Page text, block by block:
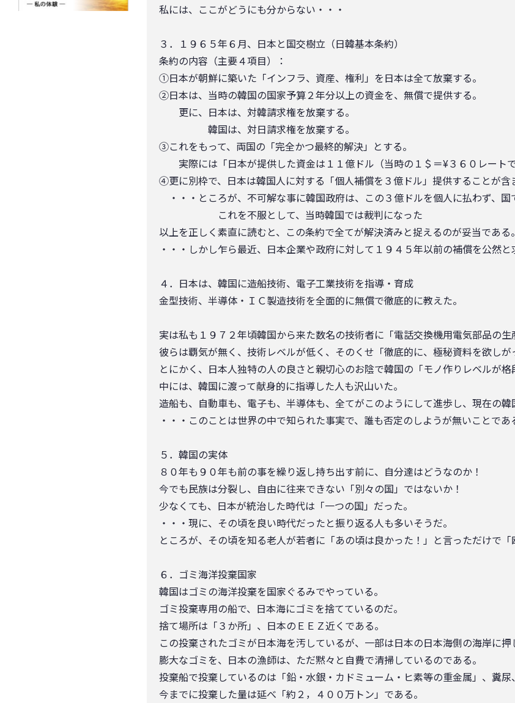
私には、ここがどうにも分からない・・・
３．１９６５年６月、日本と国交樹立（日韓基本条約）
条約の内容（主要４項目）：
①日本が朝鮮に築いた「インフラ、資産、権利」を日本は全て放棄する。
②日本は、当時の韓国の国家予算２年分以上の資金を、無償で提供する。
更に、日本は、対韓請求権を放棄する。
韓国は、対日請求権を放棄する。
③これをもって、両国の「完全かつ最終的解決」とする。
実際には「日本が提供した資金は１１億ドル（当時の１＄＝¥３６０レートで
④更に別枠で、日本は韓国人に対する「個人補償を３億ドル」提供することが含
・・・ところが、不可解な事に韓国政府は、この３億ドルを個人に払わず、国
これを不服として、当時韓国では裁判になった
以上を正しく素直に読むと、この条約で全てが解決済みと捉えるのが妥当である。
・・・しかし乍ら最近、日本企業や政府に対して１９４５年以前の補償を公然と
４．日本は、韓国に造船技術、電子工業技術を指導・育成
金型技術、半導体・ＩＣ製造技術を全面的に無償で徹底的に教えた。
実は私も１９７２年頃韓国から来た数名の技術者に「電話交換機用電気部品の生
彼らは覇気が無く、技術レベルが低く、そのくせ「徹底的に、極秘資料を欲しが
とにかく、日本人独特の人の良さと親切心のお陰で韓国の「モノ作りレベルが格
中には、韓国に渡って献身的に指導した人も沢山いた。
造船も、自動車も、電子も、半導体も、全てがこのようにして進歩し、現在の韓
・・・このことは世界の中で知られた事実で、誰も否定のしようが無いことであ
５．韓国の実体
８０年も９０年も前の事を繰り返し持ち出す前に、自分達はどうなのか！
今でも民族は分裂し、自由に往来できない「別々の国」ではないか！
少なくても、日本が統治した時代は「一つの国」だった。
・・・現に、その頃を良い時代だったと振り返る人も多いそうだ。
ところが、その頃を知る老人が若者に「あの頃は良かった！」と言っただけで
６．ゴミ海洋投棄国家
韓国はゴミの海洋投棄を国家ぐるみでやっている。
ゴミ投棄専用の船で、日本海にゴミを捨てているのだ。
捨て場所は「３か所」、日本のＥＥＺ近くである。
この投棄されたゴミが日本海を汚しているが、一部は日本の日本海側の海岸に押
膨大なゴミを、日本の漁師は、ただ黙々と自費で清掃しているのである。
投棄船で投棄しているのは「鉛・水銀・カドミューム・ヒ素等の重金属」、糞尿
今までに投棄した量は延べ「約２，４００万トン」である。